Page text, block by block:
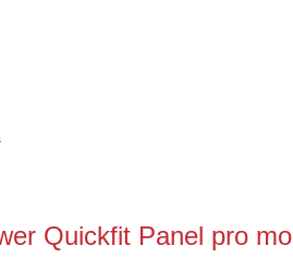
Quickfit Panel pro